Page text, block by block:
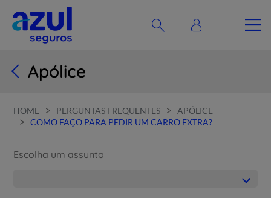
Apólice
HOME > PERGUNTAS FREQUENTES > APÓLICE
> COMO FAÇO PARA PEDIR UM CARRO EXTRA?
Escolha um assunto